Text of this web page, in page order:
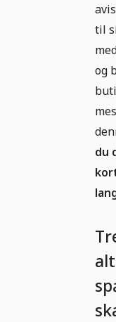
til
og
du